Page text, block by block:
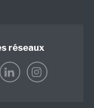
réseaux